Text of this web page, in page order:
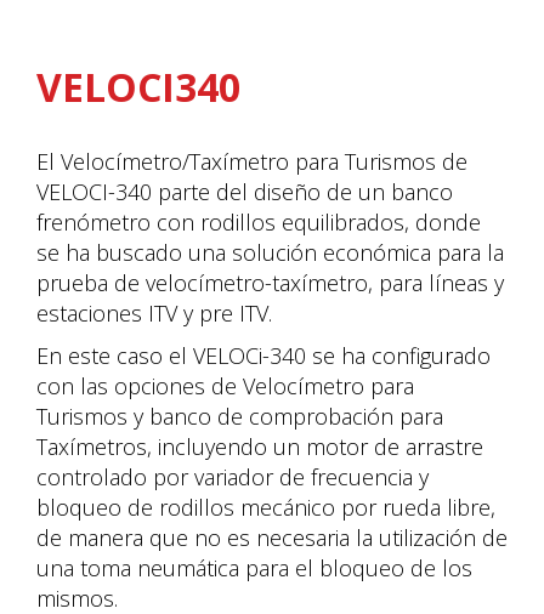
VELOCI340
El Velocímetro/Taxímetro para Turismos de
VELOCI-340 parte del diseño de un banco
frenómetro con rodillos equilibrados, donde
se ha buscado una solución económica para la
prueba de velocímetro-taxímetro, para líneas y
estaciones ITV y pre ITV.
En este caso el VELOCi-340 se ha configurado
con las opciones de Velocímetro para
Turismos y banco de comprobación para
Taxímetros, incluyendo un motor de arrastre
controlado por variador de frecuencia y
bloqueo de rodillos mecánico por rueda libre,
de manera que no es necesaria la utilización de
una toma neumática para el bloqueo de los
mismos.